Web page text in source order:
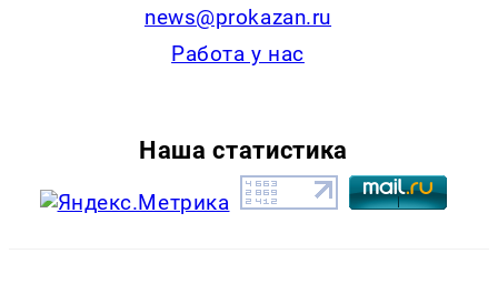
news@prokazan.ru
Работа у нас
Наша статистика